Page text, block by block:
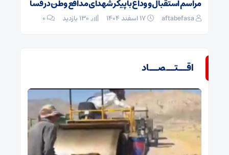
مراسم استقبال و وداع با پیکر شهدای مدافع وطن در فسا
aftabefasa ۰
اقــتــصــاد